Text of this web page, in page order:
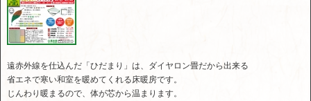
遠赤外線を仕込んだ「ひだまり」は、ダイヤロン畳だから出来る
省エネで寒い和室を暖めてくれる床暖房です。
じんわり暖まるので、体が芯から温まります。